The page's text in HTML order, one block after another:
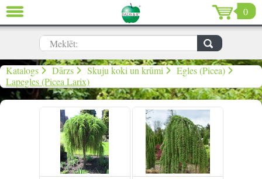
0
Meklēt:
Katalogs Dārzs Skuju koki un krūmi
Egles (Picea)
Lapegles (Picea Larix)
AIZVĒRT
Dārzs (639)
Māja (198)
De Luxe (15)
Izpārdošana (59)
Ziemassvētki & Jaunais gads (96)